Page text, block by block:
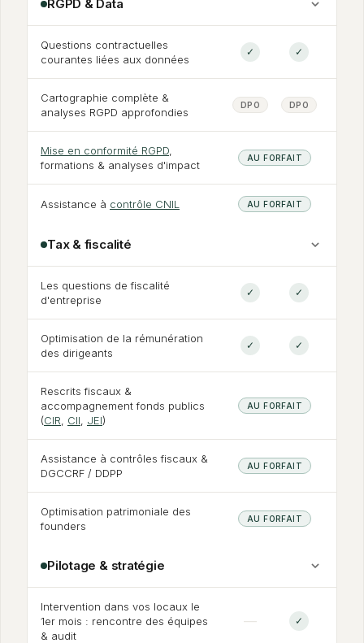
RGPD &Data
Questions contractuelles
courantes liées aux données
✓ ✓
Cartographie complète &
analyses RGPD approfondies
DPO DPO
Mise en conformité RGPD
formations & analyses d'impact
AU FORFAIT
Assistance à contrôle CNIL AU FORFAIT
Tax &fiscalité
Les questions de fiscalité
d'entreprise
✓ ✓
Optimisation de la rémunération
des dirigeants
✓ ✓
Rescrits fiscaux &
accompagnement fonds publics
(CIR CII JEI)
AU FORFAIT
Assistance à contrôles fiscaux &
DGCCRF / DDPP
AU FORFAIT
Optimisation patrimoniale des
founders
AU FORFAIT
Pilotage &stratégie
Intervention dans vos locaux le
1er mois : rencontre des équipes
& audit
— ✓